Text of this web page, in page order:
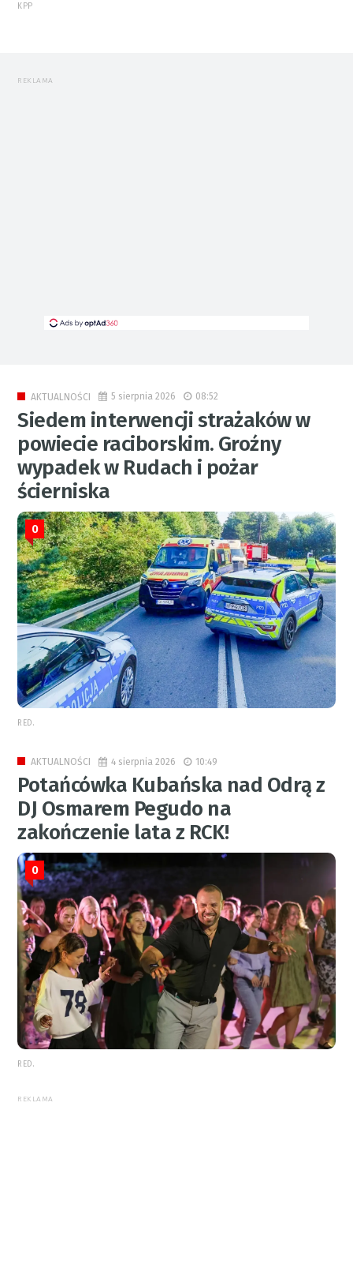
KPP
REKLAMA
AKTUALNOŚCI 5 sierpnia 2026 08:52
Siedem interwencji strażaków w
powiecie raciborskim. Groźny
wypadek w Rudach i pożar
ścierniska
0
RED.
AKTUALNOŚCI 4 sierpnia 2026 10:49
Potańcówka Kubańska nad Odrą z
DJ Osmarem Pegudo na
zakończenie lata z RCK!
0
RED.
REKLAMA